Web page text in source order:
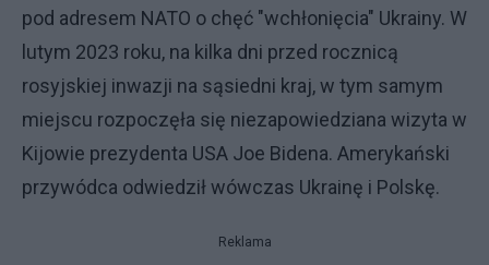
pod adresem NATO o chęć "wchłonięcia" Ukrainy. W
lutym 2023 roku, na kilka dni przed rocznicą
rosyjskiej inwazji na sąsiedni kraj, w tym samym
miejscu rozpoczęła się niezapowiedziana wizyta w
Kijowie prezydenta USA Joe Bidena. Amerykański
przywódca odwiedził wówczas Ukrainę i Polskę.
Reklama